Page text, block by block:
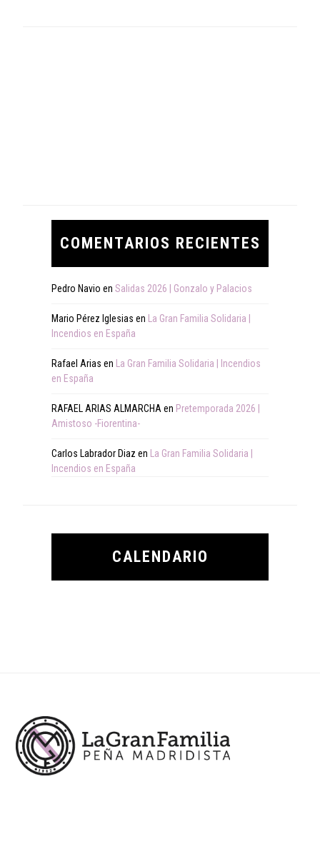
COMENTARIOS RECIENTES
Pedro Navio en Salidas 2026 | Gonzalo y Palacios
Mario Pérez Iglesias en
La Gran Familia Solidaria |
Incendios en España
Rafael Arias en
La Gran Familia Solidaria | Incendios
en España
RAFAEL ARIAS ALMARCHA en Pretemporada 2026 |
Amistoso -Fiorentina-
Carlos Labrador Diaz en
La Gran Familia Solidaria |
Incendios en España
CALENDARIO